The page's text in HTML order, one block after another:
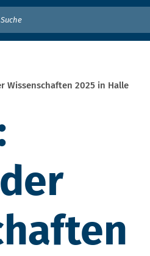
SUCHBEGRIFF EIN
Wissenschaften 2025 in Halle